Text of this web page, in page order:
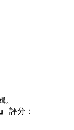
。
評分：